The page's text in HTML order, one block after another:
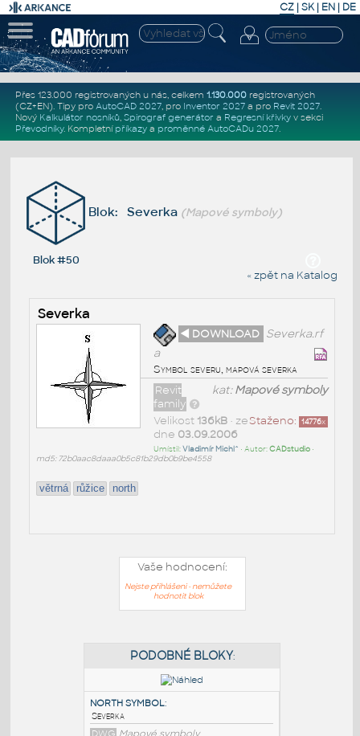
CZ | SK| EN | DE
Přes 123.000 registrovaných u nás, celkem 1.130.000registrovaných
(CZ+EN). Tipy pro AutoCAD 2027, pro Inventor 2027a pro Revit 2027.
Nový Kalkulátor nosníků, Spirograf generátor a Regresní křivkyv sekci
Převodníky. Kompletní příkazya proměnné AutoCADu 2027.
Blok: Severka (Mapové symboly)
Blok #50
« zpět na Katalog
Severka
◄ DOWNLOAD Severka.rf
a
Symbol severu, mapová severka
kat:Mapové symboly
Revit
family
Staženo: 14776x
Velikost 136kB• ze
dne 03.09.2006
Umístil:Vladimír Michl^ • Autor:CADstudio•
md5: 72b0aac8daaa0b5c81b29db0b9be4558
větrná růžice north
Vaše hodnocení:
Nejste přihlášeni - nemůžete
hodnotit blok